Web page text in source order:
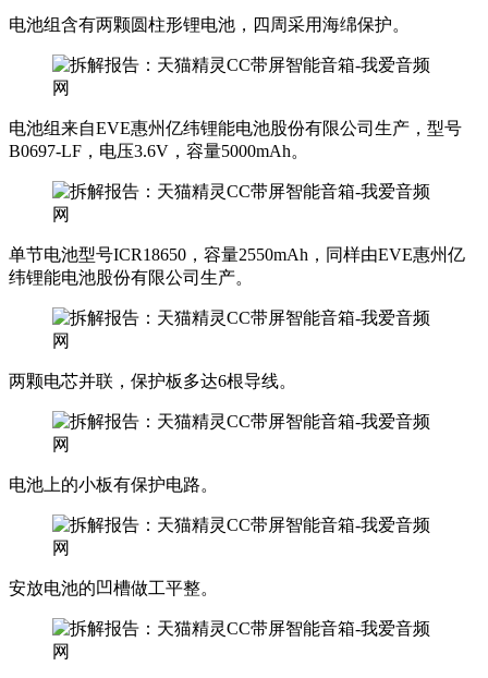
电池组含有两颗圆柱形锂电池，四周采用海绵保护。
电池组来自EVE惠州亿纬锂能电池股份有限公司生产，型号
B0697-LF，电压3.6V，容量5000mAh。
单节电池型号ICR18650，容量2550mAh，同样由EVE惠州亿
纬锂能电池股份有限公司生产。
两颗电芯并联，保护板多达6根导线。
电池上的小板有保护电路。
安放电池的凹槽做工平整。